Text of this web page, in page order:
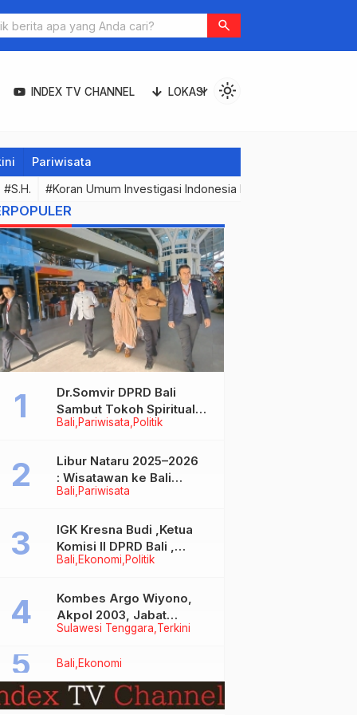
search
INDEX TV CHANNEL LOKASI
expand_more light_mode
Pariwisata
#S.H. #Koran Umum Investigasi Indonesia Expose & Media
Bali Pariwisata Politik
Dr.Somvir DPRD Bali
Sambut Tokoh Spiritual
India Baba Bageshwar
Bali Pariwisata
Libur Nataru 2025–2026
: Wisatawan ke Bali
Meningkat, Isu Penurunan
Bali Ekonomi Politik
IGK Kresna Budi ,Ketua
Komisi II DPRD Bali ,
Angkat Bicara Soal
Bersubsidi Jenis Solar
Sulawesi Tenggara Terkini
Kombes Argo Wiyono,
Akpol 2003, Jabat
Dirlantas Polda Sultra
Bali Ekonomi